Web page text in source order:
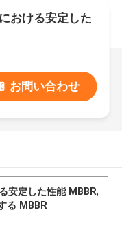
おける安定した
お問い合わせ
安定した性能 MBBR,
る MBBR